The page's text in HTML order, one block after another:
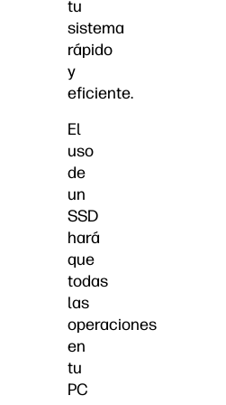
tu
sistema
rápido
y
eficiente.
El
uso
de
un
SSD
hará
que
todas
las
operaciones
en
tu
PC